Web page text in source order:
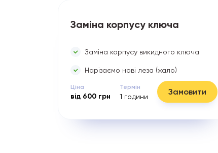
Заміна корпусу ключа
Заміна корпусу викидного ключа
Нарізаємо нові леза (жало)
Ціна
від 600 грн
Термін
1 години Замовити